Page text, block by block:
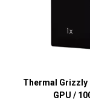
Thermal Grizzly
GPU /